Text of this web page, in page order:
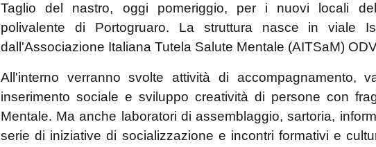
Taglio del nastro, oggi pomeriggio, per i nuovi locali del
polivalente di Portogruaro. La struttura nasce in viale
dall'Associazione Italiana Tutela Salute Mentale (AITSaM)
All'interno verranno svolte attività di accompagnamento,
inserimento sociale e sviluppo creatività di persone con
Mentale. Ma anche laboratori di assemblaggio, sartoria,
serie di iniziative di socializzazione e incontri formativi e